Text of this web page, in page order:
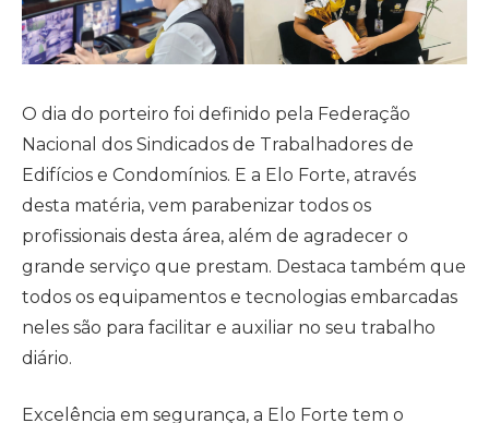
O dia do porteiro foi definido pela Federação
Nacional dos Sindicados de Trabalhadores de
Edifícios e Condomínios. E a Elo Forte, através
desta matéria, vem parabenizar todos os
profissionais desta área, além de agradecer o
grande serviço que prestam. Destaca também que
todos os equipamentos e tecnologias embarcadas
neles são para facilitar e auxiliar no seu trabalho
diário.
Excelência em segurança, a Elo Forte tem o